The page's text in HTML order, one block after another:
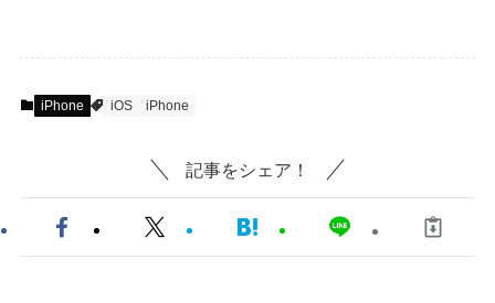
iPhone iOS iPhone
記事をシェア！